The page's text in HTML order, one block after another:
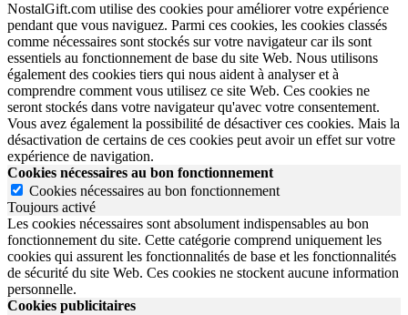
NostalGift.com utilise des cookies pour améliorer votre expérience
pendant que vous naviguez. Parmi ces cookies, les cookies classés
comme nécessaires sont stockés sur votre navigateur car ils sont
essentiels au fonctionnement de base du site Web. Nous utilisons
également des cookies tiers qui nous aident à analyser et à
comprendre comment vous utilisez ce site Web. Ces cookies ne
seront stockés dans votre navigateur qu'avec votre consentement.
Vous avez également la possibilité de désactiver ces cookies. Mais la
désactivation de certains de ces cookies peut avoir un effet sur votre
expérience de navigation.
Cookies nécessaires au bon fonctionnement
Cookies nécessaires au bon fonctionnement
Toujours activé
Les cookies nécessaires sont absolument indispensables au bon
fonctionnement du site. Cette catégorie comprend uniquement les
cookies qui assurent les fonctionnalités de base et les fonctionnalités
de sécurité du site Web. Ces cookies ne stockent aucune information
personnelle.
Cookies publicitaires